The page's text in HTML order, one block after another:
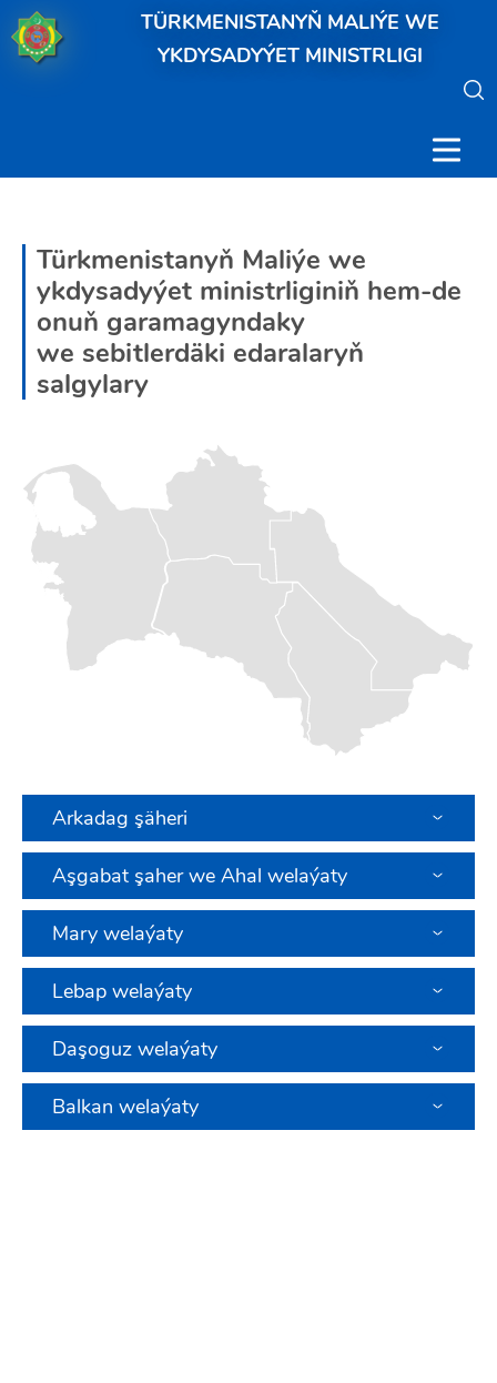
TÜRKMENISTANYŇ MALIÝE WE
YKDYSADYÝET MINISTRLIGI
Türkmenistanyň Maliýe we
ykdysadyýet ministrliginiň hem-de
onuň garamagyndaky
we sebitlerdäki edaralaryň
salgylary
Arkadag şäheri
Aşgabat şaher we Ahal welaýaty
Mary welaýaty
Lebap welaýaty
Daşoguz welaýaty
Balkan welaýaty